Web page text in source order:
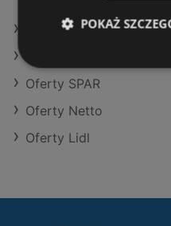
Oferty Kaufland
Oferty SPAR
Oferty Netto
Oferty Lidl
POKAŻ